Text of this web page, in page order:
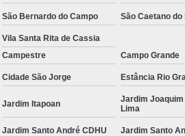
São Bernardo do Campo São Caetano do
Vila Santa Rita de Cassia
Campestre Campo Grande
Cidade São Jorge Estância Rio
Jardim Itapoan
Jardim Joaquim
Lima
Jardim Santo André CDHU Jardim Santo